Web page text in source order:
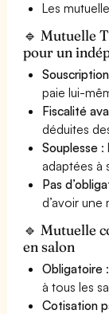
Les
🔹 Mutuelle
pour un
paie lui-
Fiscalité
déduites
Souplesse :
adaptées à
Pas
d’avoir
🔹 Mutuelle
en salon
Obligatoire
à tous les
Cotisation